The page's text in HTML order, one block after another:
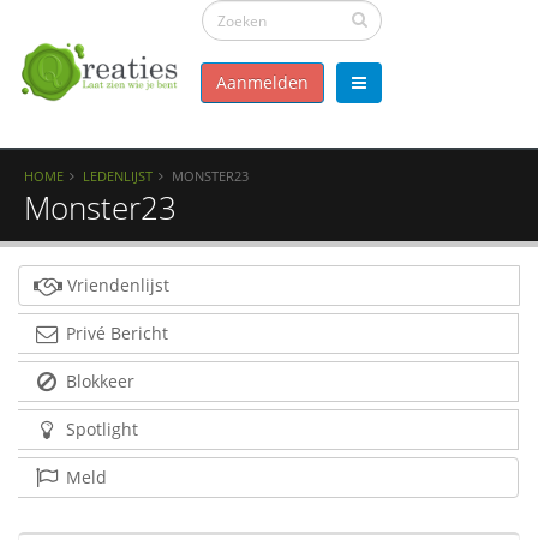
Aanmelden
HOME LEDENLIJST MONSTER23
Monster23
Vriendenlijst
Privé Bericht
Blokkeer
Spotlight
Meld